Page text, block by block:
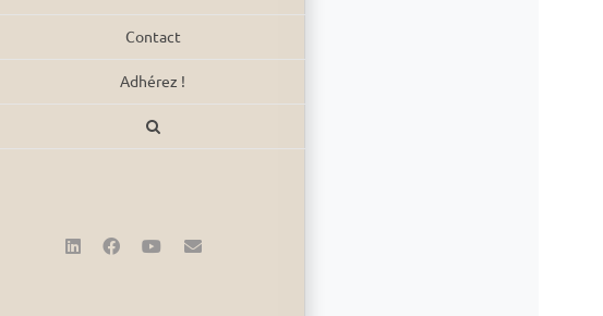
Contact
Adhérez !
LinkedInFacebookYouTubeEmail